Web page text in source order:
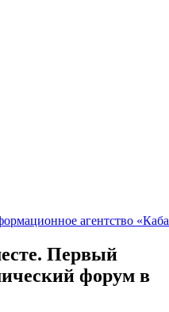
Первый
форум в